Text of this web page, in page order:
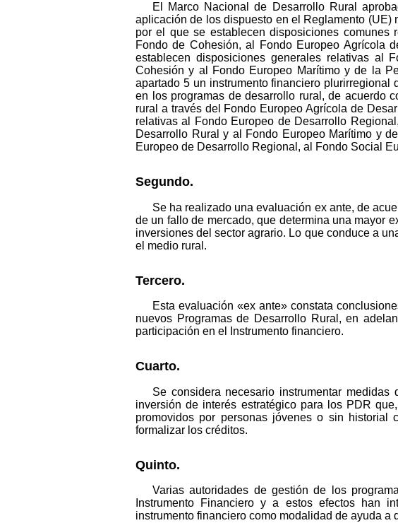
El Marco Nacional de Desarrollo Rural
aplicación de los dispuesto en el Reglamento (UE)
por el que se establecen disposiciones
Fondo de Cohesión, al Fondo Europeo Agrícola
establecen disposiciones generales relativas al
Cohesión y al Fondo Europeo Marítimo y de la
apartado 5 un instrumento financiero
en los programas de desarrollo rural, de acuerdo
rural a través del Fondo Europeo Agrícola de
relativas al Fondo Europeo de Desarrollo
Desarrollo Rural y al Fondo Europeo Marítimo y
Europeo de Desarrollo Regional, al Fondo Social
Segundo.
Se ha realizado una evaluación ex ante, de
de un fallo de mercado, que determina una mayor
inversiones del sector agrario. Lo que conduce a
el medio rural.
Tercero.
Esta evaluación «ex ante» constata
nuevos Programas de Desarrollo Rural, en
participación en el Instrumento financiero.
Cuarto.
Se considera necesario instrumentar
inversión de interés estratégico para los PDR
promovidos por personas jóvenes o sin historial
formalizar los créditos.
Quinto.
Varias autoridades de gestión de los
Instrumento Financiero y a estos efectos han
instrumento financiero como modalidad de ayuda a